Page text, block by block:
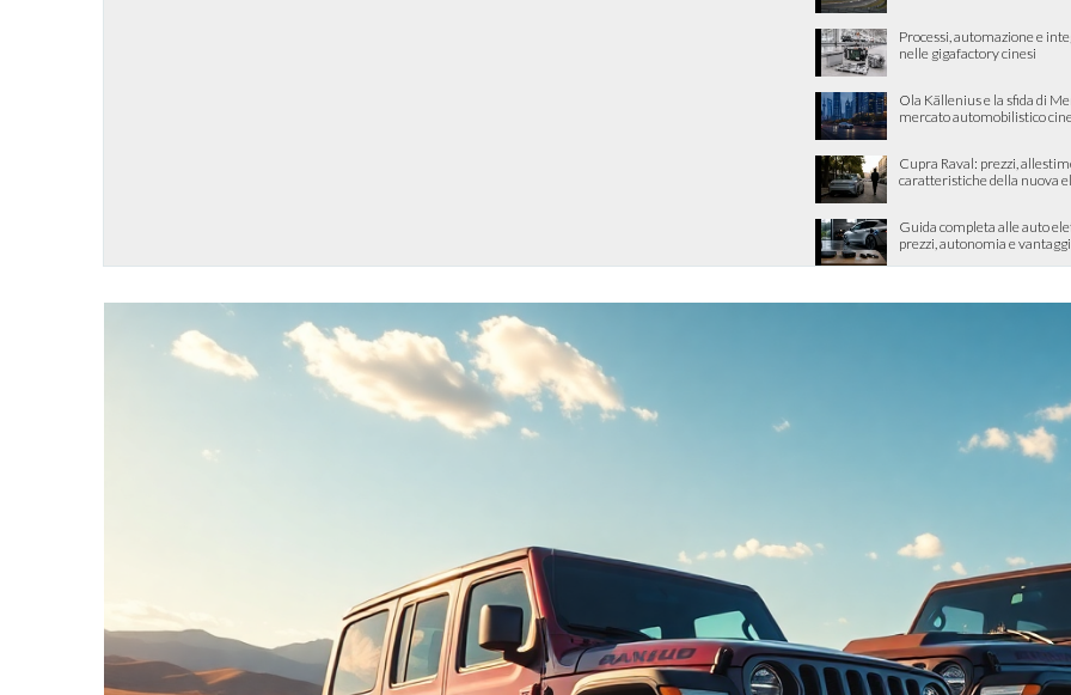
Processi, automazione e
nelle gigafactory cinesi
Ola Källenius e la sfida di
mercato automobilistico
Cupra Raval: prezzi,
caratteristiche della nuova
Guida completa alle auto
prezzi, autonomia e vantaggi